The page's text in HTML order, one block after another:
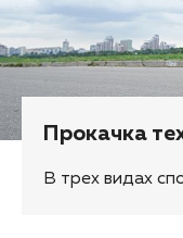
Прокачка
В трех видах